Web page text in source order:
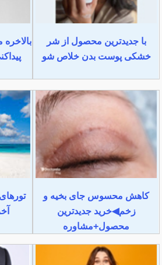
با جدیدترین محصول از شر
خشکی پوست بدن خلاص شو
کاهش محسوس جای بخیه و
زخم◀خرید جدیدترین
محصول+مشاوره